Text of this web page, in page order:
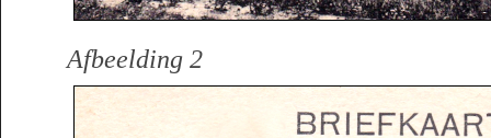
Afbeelding 2